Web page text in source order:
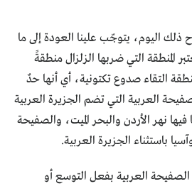
اليوم، يتوجّب علينا العودة إلى ما
المنطقة التي ضربها الزلزال منطقةً
التقاء صدوع تكتونية، أي أنها حدٌ
العربية التي تضم الجزيرة العربية
نهر الأردن والبحر الميت، والصفيحة
باستثناء الجزيرة العربية.
العربية بفعل التوسع أو